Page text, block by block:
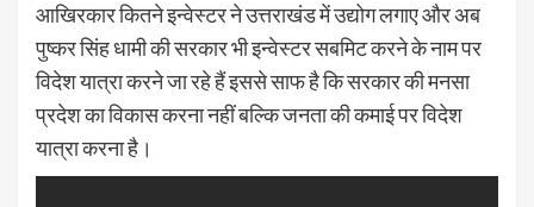
आखिरकार कितने इन्वेस्टर ने उत्तराखंड में उद्योग लगाए और अब
पुष्कर सिंह धामी की सरकार भी इन्वेस्टर सबमिट करने के नाम पर
विदेश यात्रा करने जा रहे हैं इससे साफ है कि सरकार की मनसा
प्रदेश का विकास करना नहीं बल्कि जनता की कमाई पर विदेश
यात्रा करना है।